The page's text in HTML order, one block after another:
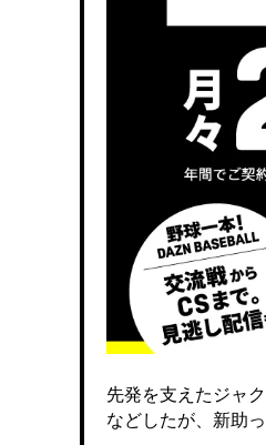
先発を支えたジャ
などしたが、新助